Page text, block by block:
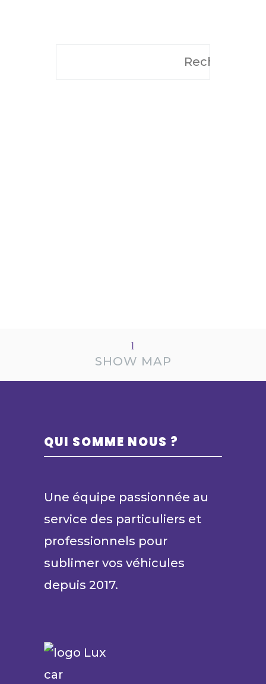
SHOW MAP
QUI SOMME NOUS ?
Une équipe passionnée au
service des particuliers et
professionnels pour
sublimer vos véhicules
depuis 2017.